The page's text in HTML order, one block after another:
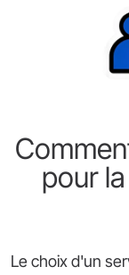
pour
Le choix d'un